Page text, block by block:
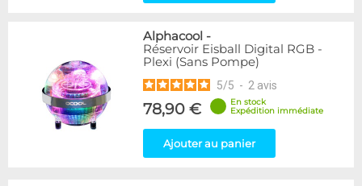
Alphacool -
Réservoir Eisball Digital RGB -
Plexi (Sans Pompe)
5/5 - 2 avis
78,90 €
En stock
Expédition immédiate
Ajouter au panier